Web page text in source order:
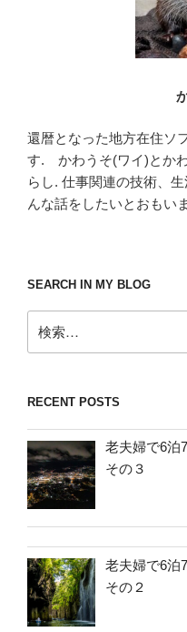
還暦となった地方在住ソ
す. かわうそ(ワイ)とか
らし. 仕事関連の技術、
んな話をしたいとおもい
SEARCH IN MY BLOG
索:
RECENT POSTS
老夫婦で6泊
その３
老夫婦で6泊
その２